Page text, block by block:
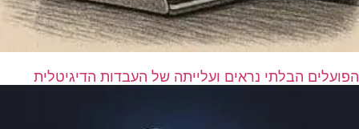
הפועלים הבלתי נראים ועלייתה של העבדות הדיגיטלית